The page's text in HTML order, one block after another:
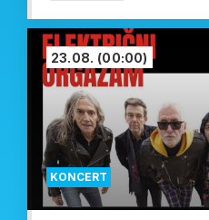
KONCERT
23.08. (00:00)